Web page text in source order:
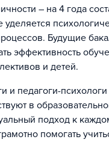
– на 4 года
Будущие
эффективность
и детей.
педагоги-
в
подход к
помогать